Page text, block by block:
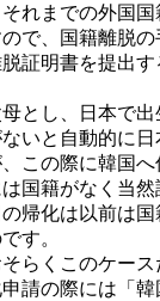
れまでの外国
で、国籍離脱
証明書を提出す
とし、日本で出
いと自動的に日
この際に韓国
国籍がなく当
帰化は以前は
す。
らくこのケース
請の際には「